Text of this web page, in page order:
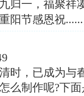
归一，福聚祥
阳节感恩祝......
时，已成为与
么制作呢?下